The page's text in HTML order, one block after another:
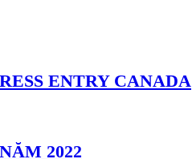
ENTRY CANADA
2022